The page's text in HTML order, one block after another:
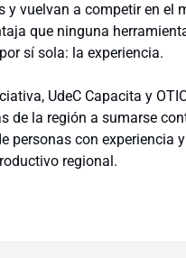
y vuelvan a competir en el
que ninguna
sí sola: la experiencia.
UdeC Capacita y
de la región a sumarse
personas con experiencia
regional.